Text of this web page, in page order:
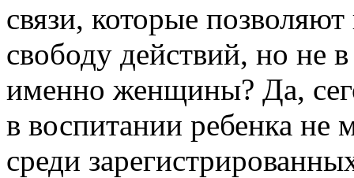
связи, которые
свободу действий, но не
именно женщины? Да,
в воспитании ребенка
среди